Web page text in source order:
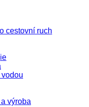
cestovní ruch
výroba